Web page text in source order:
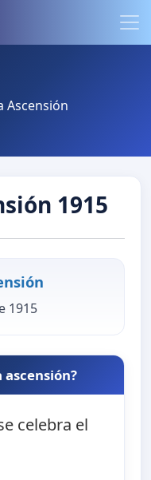
Ascensión
1915
1915
ascensión?
celebra el